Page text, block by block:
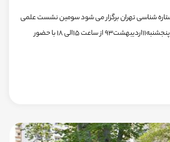
شناسی تهران برگزار می شود سومین نشست علمی
باشگاه فیزیک مرکز علوم روز پنجشنبه11اردیبهشت93 از ساعت 15الی 18 با حضور